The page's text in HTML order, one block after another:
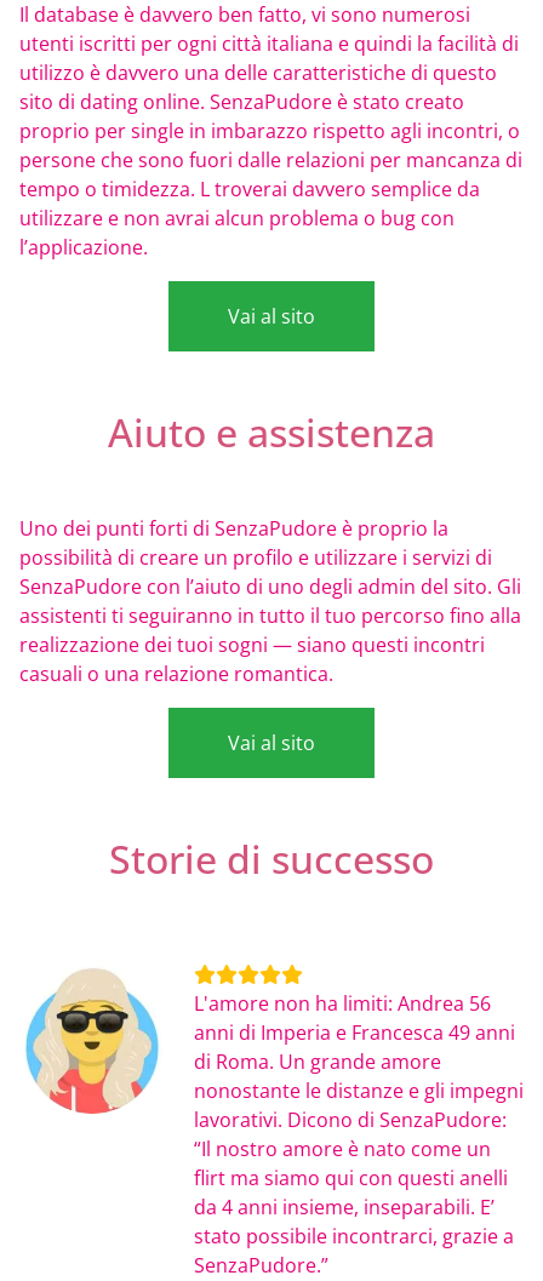
Il database è davvero ben fatto, vi sono numerosi
utenti iscritti per ogni città italiana e quindi la facilità di
utilizzo è davvero una delle caratteristiche di questo
sito di dating online. SenzaPudore è stato creato
proprio per single in imbarazzo rispetto agli incontri, o
persone che sono fuori dalle relazioni per mancanza di
tempo o timidezza. L troverai davvero semplice da
utilizzare e non avrai alcun problema o bug con
l’applicazione.
Vai al sito
Aiuto e assistenza
Uno dei punti forti di SenzaPudore è proprio la
possibilità di creare un profilo e utilizzare i servizi di
SenzaPudore con l’aiuto di uno degli admin del sito. Gli
assistenti ti seguiranno in tutto il tuo percorso fino alla
realizzazione dei tuoi sogni — siano questi incontri
casuali o una relazione romantica.
Vai al sito
Storie di successo
L'amore non ha limiti: Andrea 56
anni di Imperia e Francesca 49 anni
di Roma. Un grande amore
nonostante le distanze e gli impegni
lavorativi. Dicono di SenzaPudore:
“Il nostro amore è nato come un
flirt ma siamo qui con questi anelli
da 4 anni insieme, inseparabili. E’
stato possibile incontrarci, grazie a
SenzaPudore.”